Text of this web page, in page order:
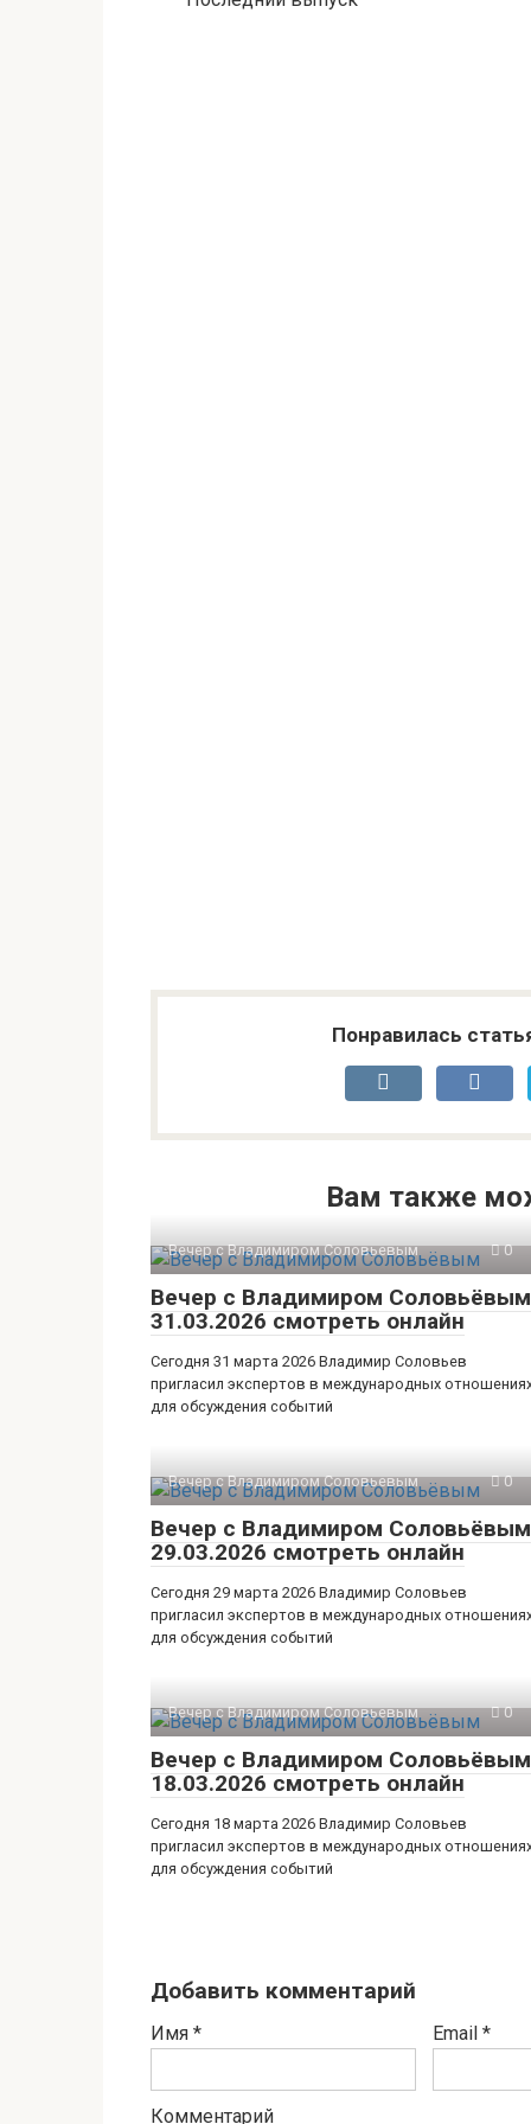
Понравилась
Вам также
Вечер с Владимиром Соловьевым 0
Вечер с Владимиром Соловьёвым
31.03.2026 смотреть онлайн
Сегодня 31 марта 2026 Владимир Соловьев
пригласил экспертов в международных
для обсуждения событий
Вечер с Владимиром Соловьевым 0
Вечер с Владимиром Соловьёвым
29.03.2026 смотреть онлайн
Сегодня 29 марта 2026 Владимир Соловьев
пригласил экспертов в международных
для обсуждения событий
Вечер с Владимиром Соловьевым 0
Вечер с Владимиром Соловьёвым
18.03.2026 смотреть онлайн
Сегодня 18 марта 2026 Владимир Соловьев
пригласил экспертов в международных
для обсуждения событий
Добавить комментарий
Имя * Email *
Комментарий